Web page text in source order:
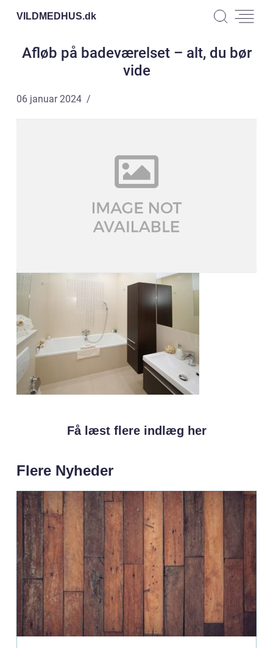
VILDMEDHUS.dk
Afløb på badeværelset – alt, du bør
vide
06 januar 2024
Få læst flere indlæg her
Flere Nyheder